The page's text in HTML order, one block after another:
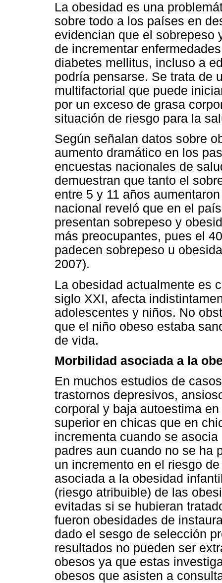
La obesidad es una
sobre todo a los países en
evidencian que el sobrepeso
de incrementar
diabetes mellitus, incluso a
podría pensarse. Se trata de
multifactorial que puede
por un exceso de grasa
situación de riesgo para la
Según señalan datos sobre
aumento dramático en los
encuestas nacionales de
demuestran que tanto el
entre 5 y 11 años
nacional reveló que en el
presentan sobrepeso y
más preocupantes, pues el
padecen sobrepeso u
2007).
La obesidad actualmente es
siglo XXI, afecta
adolescentes y niños. No
que el niño obeso estaba
de vida.
Morbilidad asociada a la
En muchos estudios de
trastornos depresivos,
corporal y baja autoestima
superior en chicas que en
incrementa cuando se
padres aun cuando no se ha
un incremento en el riesgo
asociada a la obesidad
(riesgo atribuible) de las
evitadas si se hubieran
fueron obesidades de
dado el sesgo de selección
resultados no pueden ser
obesos ya que estas
obesos que asisten a